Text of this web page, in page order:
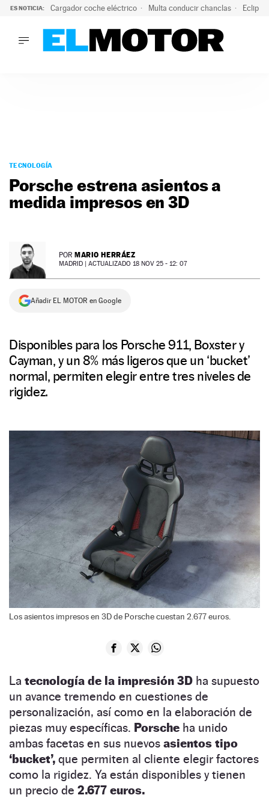
ES NOTICIA: Cargador coche eléctrico Multa conducir chanclas
PODCAST
MOTOS
TECNOLOGÍA
PREMIOS
SERVICIOS
TECNOLOGÍA
Porsche estrena asientos a
medida impresos en 3D
POR MARIO HERRÁEZ
MADRID | ACTUALIZADO 18 NOV 25 - 12: 07
Añadir EL MOTOR en Google
Disponibles para los Porsche 911, Boxster y
Cayman, y un 8% más ligeros que un ‘bucket’
normal, permiten elegir entre tres niveles de
rigidez.
Los asientos impresos en 3D de Porsche cuestan 2.677 euros.
La tecnología de la impresión 3D ha supuesto
un avance tremendo en cuestiones de
personalización, así como en la elaboración de
piezas muy específicas. Porsche ha unido
ambas facetas en sus nuevos asientos tipo
‘bucket’, que permiten al cliente elegir factores
como la rigidez. Ya están disponibles y tienen
un precio de 2.677 euros.